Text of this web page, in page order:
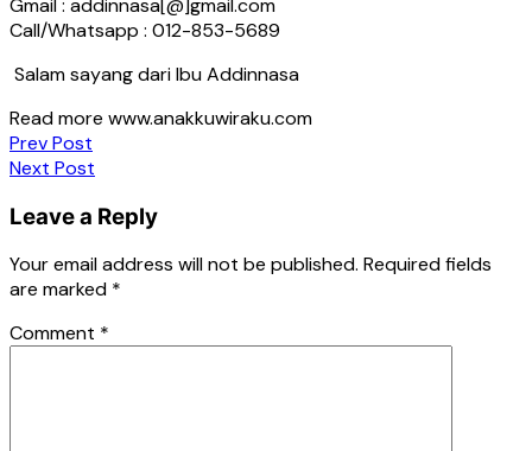
Gmail : addinnasa[@]gmail.com
Call/Whatsapp : 012-853-5689
Salam sayang dari Ibu Addinnasa
Read more www.anakkuwiraku.com
Post
navigation
Prev Post
Next Post
Leave a Reply
Your email address will not be published. Required fields
are marked *
Comment *